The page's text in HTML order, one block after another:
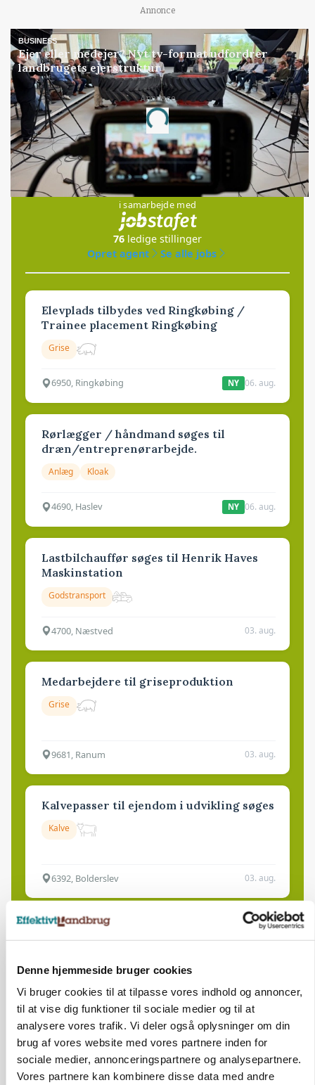
Denne hjemmeside bruger cookies
Vi bruger cookies til at tilpasse vores indhold og annoncer,
til at vise dig funktioner til sociale medier og til at
analysere vores trafik. Vi deler også oplysninger om din
brug af vores website med vores partnere inden for
sociale medier, annonceringspartnere og analysepartnere.
Vores partnere kan kombinere disse data med andre
Annonce
BUSINESS
Ejer eller medejer? Nyt tv-format udfordrer
landbrugets ejerstruktur
Annonce
Loading...
Jobs
i samarbejde med
76 ledige stillinger
Opret agent
Se alle jobs
Elevplads tilbydes ved Ringkøbing /
Trainee placement Ringkøbing
Grise
6950, Ringkøbing NY 06. aug.
Rørlægger / håndmand søges til
dræn/entreprenørarbejde.
Anlæg Kloak
4690, Haslev NY 06. aug.
Lastbilchauffør søges til Henrik Haves
Maskinstation
Godstransport
4700, Næstved 03. aug.
Medarbejdere til griseproduktion
Grise
9681, Ranum 03. aug.
Kalvepasser til ejendom i udvikling søges
Kalve
6392, Bolderslev 03. aug.
Leder til klimastald
9670, Løgstør 03. aug.